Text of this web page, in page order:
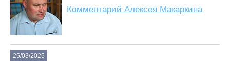
Комментарий Алексея Макаркина
25/03/2025